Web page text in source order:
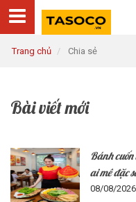
Trang chủ Chia sẻ
Bài viết mới
Bánh cuốn
ai mê đặc
08/08/2026